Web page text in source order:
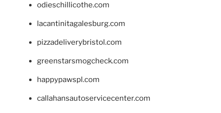
odieschillicothe.com
lacantinitagalesburg.com
pizzadeliverybristol.com
greenstarsmogcheck.com
happypawspl.com
callahansautoservicecenter.com